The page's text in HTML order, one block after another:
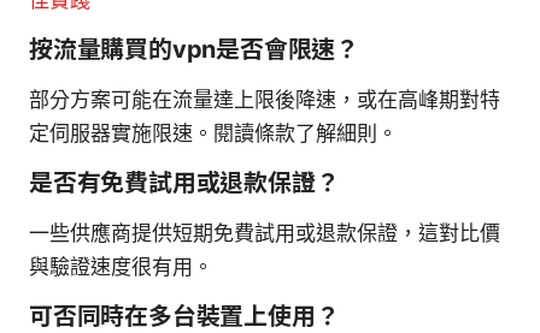
按流量購買的vpn是否會限速？
部分方案可能在流量達上限後降速，或在高峰期對特
定伺服器實施限速。閱讀條款了解細則。
是否有免費試用或退款保證？
一些供應商提供短期免費試用或退款保證，這對比價
與驗證速度很有用。
可否同時在多台裝置上使用？